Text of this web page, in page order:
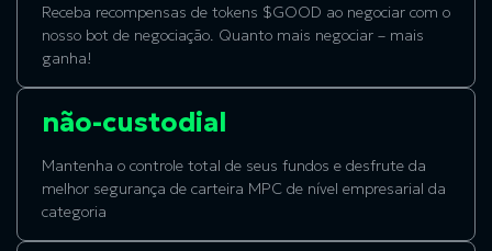
Receba recompensas de tokens $GOOD ao negociar com o
nosso bot de negociação. Quanto mais negociar – mais
ganha!
não-custodial
Mantenha o controle total de seus fundos e desfrute da
melhor segurança de carteira MPC de nível empresarial da
categoria